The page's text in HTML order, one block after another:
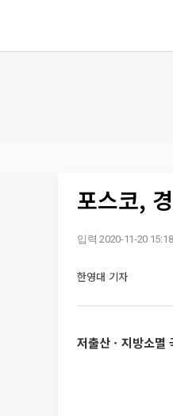
포스코,
입력 2020-11-20 15:18
한영대 기자
저출산ㆍ지방소멸